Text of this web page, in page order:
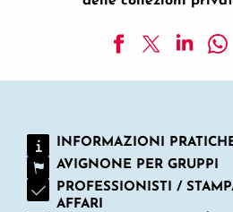
La Chiesa parrocchiale Saint
INFORMAZIONI
AVIGNONE PER GRUPPI
PROFESSIONISTI /
AFFARI